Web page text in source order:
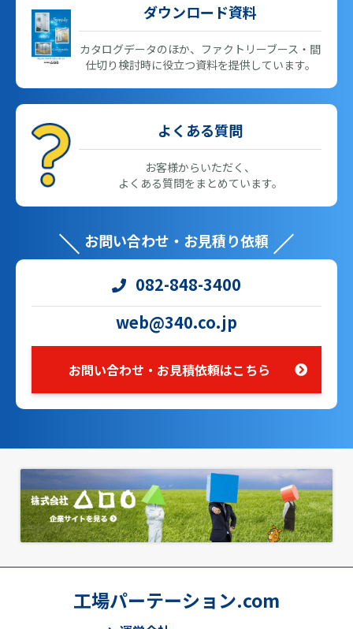
ダウンロード資料
カタログデータのほか、ファクトリーブース・間
仕切り検討時に役立つ資料を提供しています。
よくある質問
お客様からいただく、
よくある質問をまとめています。
お問い合わせ・お見積り依頼
082-848-3400
web@340.co.jp
お問い合わせ・お見積依頼はこちら
工場パーテーション.com